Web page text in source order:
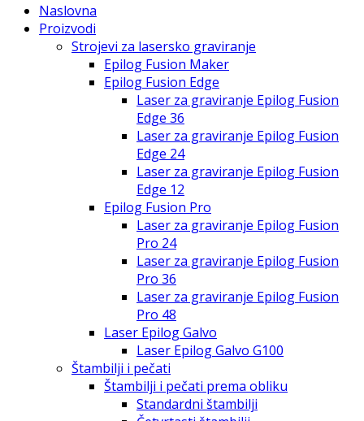
Naslovna
Proizvodi
Strojevi za lasersko graviranje
Epilog Fusion Maker
Epilog Fusion Edge
Laser za graviranje Epilog Fusion
Edge 36
Laser za graviranje Epilog Fusion
Edge 24
Laser za graviranje Epilog Fusion
Edge 12
Epilog Fusion Pro
Laser za graviranje Epilog Fusion
Pro 24
Laser za graviranje Epilog Fusion
Pro 36
Laser za graviranje Epilog Fusion
Pro 48
Laser Epilog Galvo
Laser Epilog Galvo G100
Štambilji i pečati
Štambilji i pečati prema obliku
Standardni štambilji